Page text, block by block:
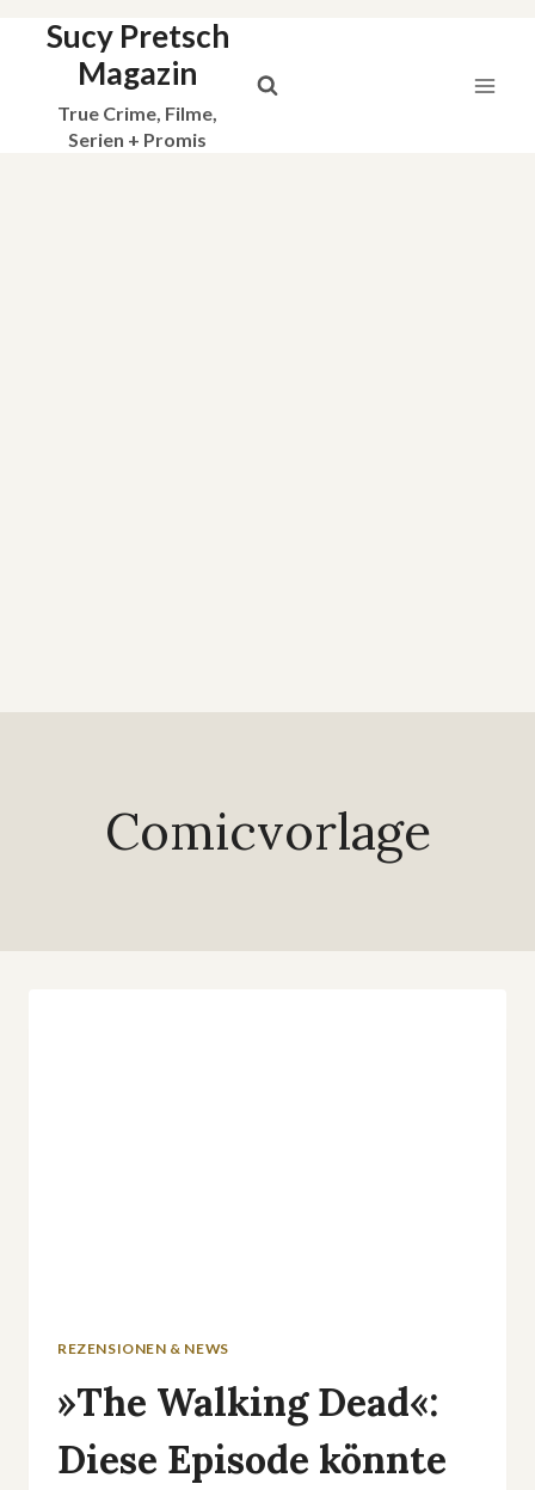
Sucy Pretsch
Magazin
True Crime, Filme,
Serien + Promis
Comicvorlage
REZENSIONEN & NEWS
»The Walking Dead«:
Diese Episode könnte